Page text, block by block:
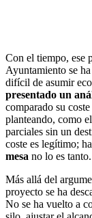
Con el tiempo, ese
Ayuntamiento se
difícil de asumir
presentado un
comparado su
planteando, como
parciales sin un
coste es legítimo;
mesa no lo es tanto.
Más allá del
proyecto se ha
No se ha vuelto a